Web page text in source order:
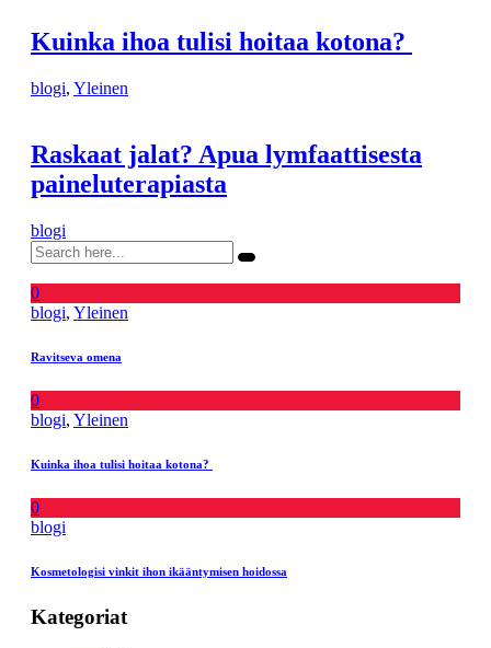
Kuinka ihoa tulisi hoitaa kotona?
blogi, Yleinen
Raskaat jalat? Apua lymfaattisesta
paineluterapiasta
blogi
0
blogi, Yleinen
Ravitseva omena
0
blogi, Yleinen
Kuinka ihoa tulisi hoitaa kotona?
0
blogi
Kosmetologisi vinkit ihon ikääntymisen hoidossa
Kategoriat